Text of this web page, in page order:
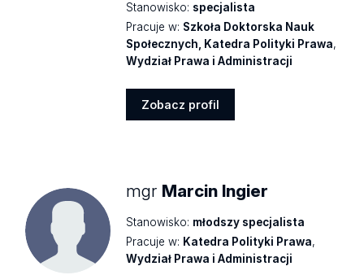
Stanowisko: specjalista
Pracuje w: Szkoła Doktorska Nauk
Społecznych, Katedra Polityki Prawa,
Wydział Prawa i Administracji
Zobacz profil
mgr Marcin Ingier
Stanowisko: młodszy specjalista
Pracuje w: Katedra Polityki Prawa,
Wydział Prawa i Administracji